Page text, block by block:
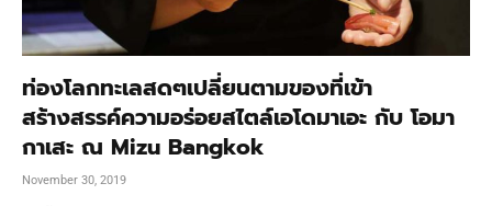
ท่องโลกทะเลสดๆเปลี่ยนตามของที่เข้า
สร้างสรรค์ความอร่อยสไตล์เอโดมาเอะ กับ โอมา
กาเสะ ณ Mizu Bangkok
November 30, 2019